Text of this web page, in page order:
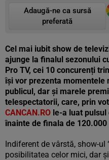
Adaugă-ne ca sursă
preferată
Cel mai iubit show de
ajunge la finalul sezonului
Pro TV, cei 10 concurenți
își vor prezenta momentele
publicul, dar și marele
telespectatorii, care, prin
CANCAN.RO le-a luat
înainte de finala de 120.000
Indiferent de vârstă, show-ul
posibilitatea celor mici, dar